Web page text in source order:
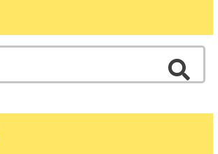
索: